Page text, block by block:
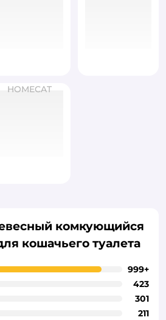
HOMECAT
комкующийся
кошачьего туалета
999+
423
301
211